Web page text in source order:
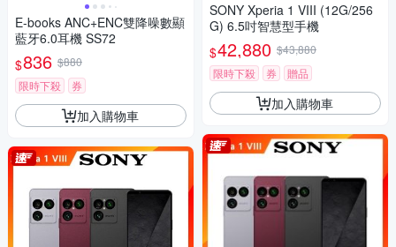
E-books ANC+ENC雙降噪數顯
藍牙6.0耳機 SS72
$836 $880
限時下殺
券
加入購物車
SONY Xperia 1 VIII (12G/256
G) 6.5吋智慧型手機
$42,880 $43,880
限時下殺
券 贈品
加入購物車